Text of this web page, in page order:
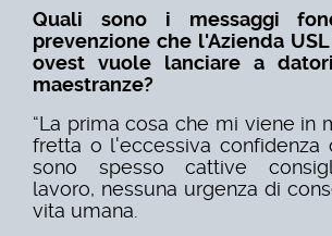
Quali sono i messaggi
prevenzione che l'Azienda
ovest vuole lanciare a
maestranze?
“La prima cosa che mi viene in
fretta o l'eccessiva confidenza
sono spesso cattive
lavoro, nessuna urgenza di
vita umana.